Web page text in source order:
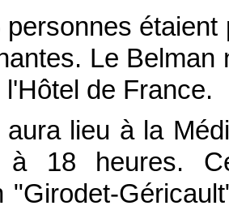
personnes
Le
l'Hôtel de France.
lieu à la
à 18 heures.
"Girodet-